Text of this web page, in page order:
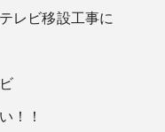
レビ移設工事に
！！